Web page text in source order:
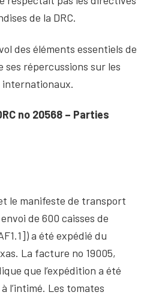
de la DRC.
des éléments essentiels de
répercussions sur les
no 20568 – Parties
le manifeste de transport
de 600 caisses de
a été expédié du
La facture no 19005,
que l’expédition a été
l’intimé. Les tomates